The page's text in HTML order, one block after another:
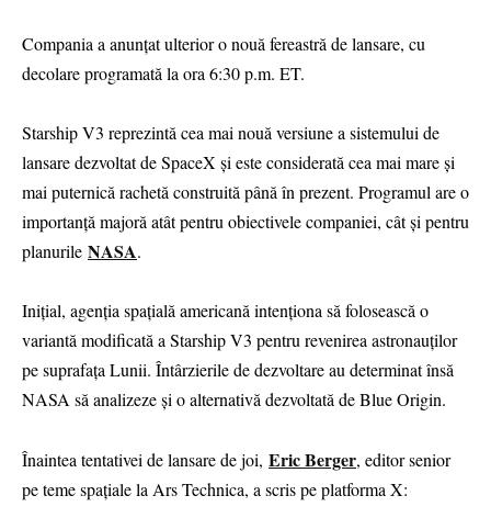
Compania a anunțat ulterior o nouă fereastră de lansare, cu
decolare programată la ora 6:30 p.m. ET.
Starship V3 reprezintă cea mai nouă versiune a sistemului de
lansare dezvoltat de SpaceX și este considerată cea mai mare și
mai puternică rachetă construită până în prezent. Programul are o
importanță majoră atât pentru obiectivele companiei, cât și pentru
planurile NASA.
Inițial, agenția spațială americană intenționa să folosească o
variantă modificată a Starship V3 pentru revenirea astronauților
pe suprafața Lunii. Întârzierile de dezvoltare au determinat însă
NASA să analizeze și o alternativă dezvoltată de Blue Origin.
Înaintea tentativei de lansare de joi, Eric Berger, editor senior
pe teme spațiale la Ars Technica, a scris pe platforma X: